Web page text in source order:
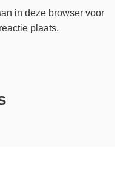
in deze browser voor
plaats.